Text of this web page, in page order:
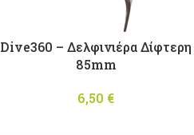
Dive360 – Δελφινιέρα Δίφτερη
85mm
6,50 €